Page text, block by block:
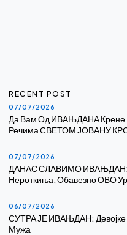
RECENT POST
07/07/2026
Да Вам Од ИВАЊДАНА
Речима СВЕТОМ ЈОВАНУ
07/07/2026
ДАНАС СЛАВИМО ИВАЊДАН:
Нероткиња, Обавезно ОВО
06/07/2026
СУТРА ЈЕ ИВАЊДАН: Девојке
Мужа